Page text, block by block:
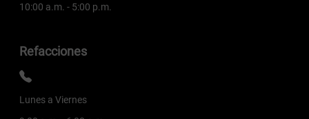
10:00 a.m. - 5:00 p.m.
Refacciones
Lunes a Viernes